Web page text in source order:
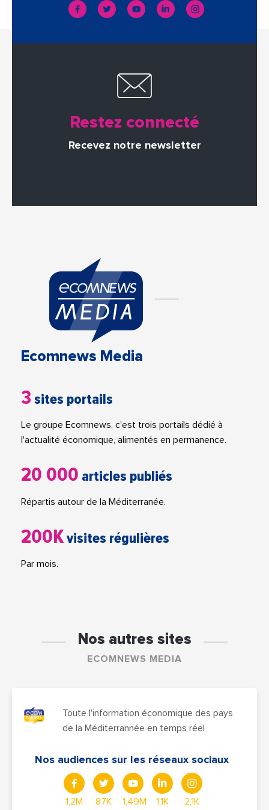
Restez connecté
Recevez notre newsletter
Ecomnews Media
3 sites portails
Le groupe Ecomnews, c'est trois portails dédié à
l'actualité économique, alimentés en permanence.
20 000 articles publiés
Répartis autour de la Méditerranée.
200Kvisites régulières
Par mois.
Nos autres sites
ECOMNEWS MEDIA
Toute l'information économique des pays
de la Méditerrannée en temps réel
Nos audiences sur les réseaux sociaux
1,2M 87K 1,49M 1,1K 2,1K